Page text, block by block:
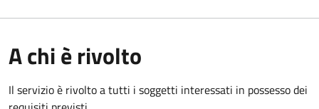
A chi è rivolto
Il servizio è rivolto a tutti i soggetti interessati in possesso dei